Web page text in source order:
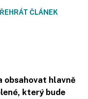
ČLÁNEK
obsahovat hlavně
který bude